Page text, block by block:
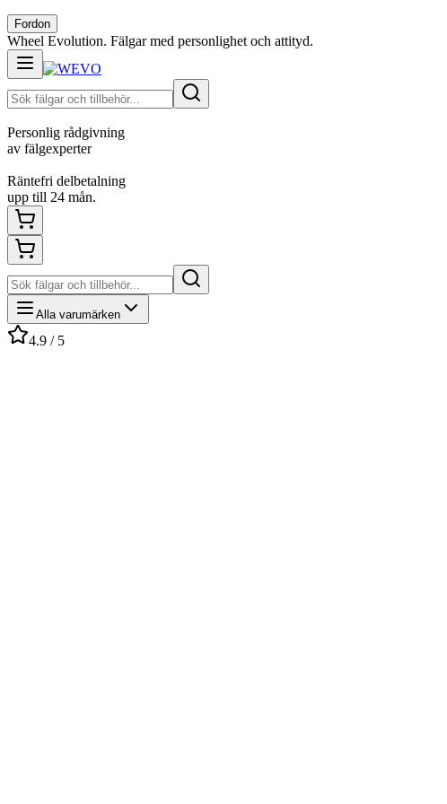
Fordon
Wheel Evolution. Fälgar med personlighet och attityd.
Personlig rådgivning
av fälgexperter
Räntefri delbetalning
upp till 24 mån.
Alla varumärken
4.9 / 5